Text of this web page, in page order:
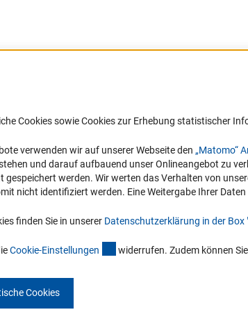
mit Behinderungen
Erklärung zur Barrierefreiheit
Barriere melden
in Ihr
die
Zum
Cookies sowie Cookies zur Erhebung statistischer
verwenden wir auf unserer Webseite den „Matomo“
und darauf aufbauend unser Onlineangebot zu
werden. Wir werten das Verhalten von
nicht identifiziert werden. Eine Weitergabe Ihrer
finden Sie in unserer Datenschutzerklärung in der
Cookie-Einstellungen (interner Link)
widerrufen. Zudem können
Cookies